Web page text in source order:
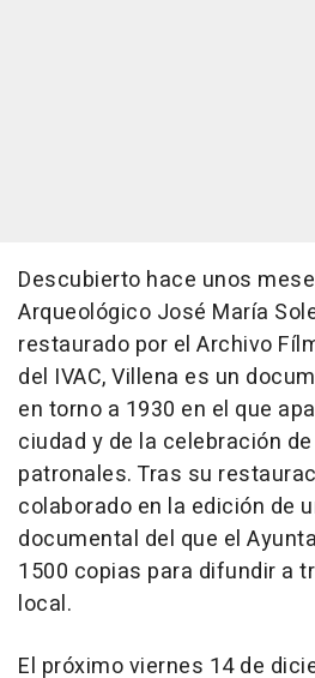
Descubierto hace unos
Arqueológico José María
restaurado por el Archivo
del IVAC, Villena es un
en torno a 1930 en el que
ciudad y de la celebración
patronales. Tras su
colaborado en la edición de
documental del que el
1500 copias para difundir a
local.
El próximo viernes 14 de